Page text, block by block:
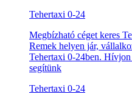
Tehertaxi 0-24
Megbízható céget keres
Remek helyen jár,
Tehertaxi 0-24ben.
segítünk
Tehertaxi 0-24